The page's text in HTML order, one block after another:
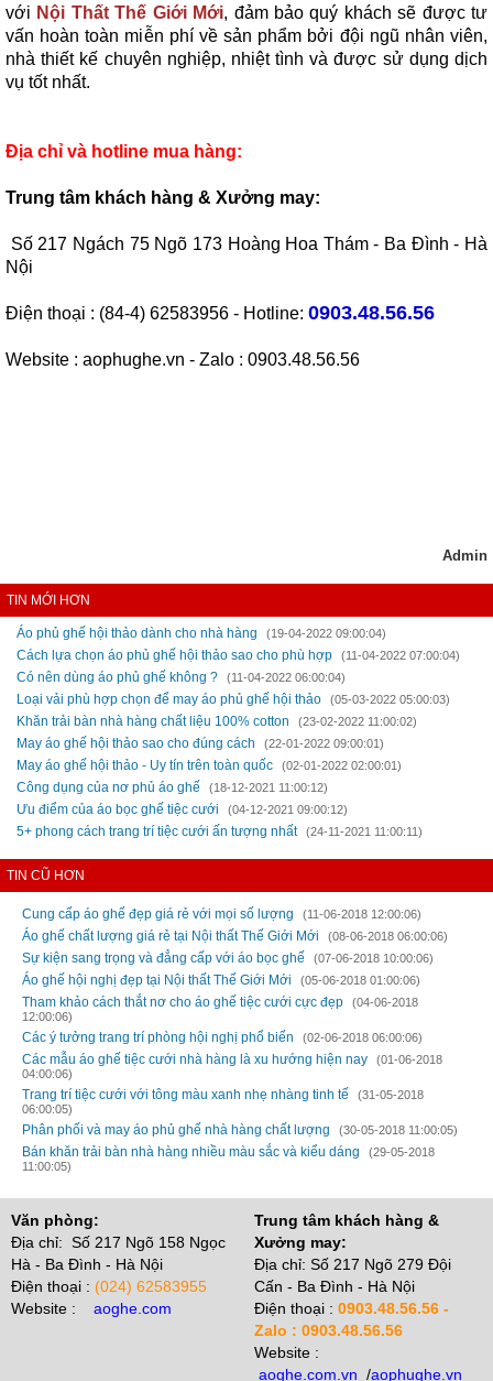
với Nội Thất Thế Giới Mới, đảm bảo quý khách sẽ được tư
vấn hoàn toàn miễn phí về sản phẩm bởi đội ngũ nhân viên,
nhà thiết kế chuyên nghiệp, nhiệt tình và được sử dụng dịch
vụ tốt nhất.
Địa chỉ và hotline mua hàng:
Trung tâm khách hàng & Xưởng may:
Số 217 Ngách 75 Ngõ 173 Hoàng Hoa Thám - Ba Đình - Hà
Nội
Điện thoại : (84-4) 62583956 - Hotline: 0903.48.56.56
Website : aophughe.vn - Zalo : 0903.48.56.56
Admin
TIN MỚI HƠN
Áo phủ ghế hội thảo dành cho nhà hàng (19-04-2022 09:00:04)
Cách lựa chọn áo phủ ghế hội thảo sao cho phù hợp (11-04-2022 07:00:04)
Có nên dùng áo phủ ghế không ? (11-04-2022 06:00:04)
Loại vải phù hợp chọn để may áo phủ ghế hội thảo (05-03-2022 05:00:03)
Khăn trải bàn nhà hàng chất liệu 100% cotton (23-02-2022 11:00:02)
May áo ghế hội thảo sao cho đúng cách (22-01-2022 09:00:01)
May áo ghế hội thảo - Uy tín trên toàn quốc (02-01-2022 02:00:01)
Công dụng của nơ phủ áo ghế (18-12-2021 11:00:12)
Ưu điểm của áo bọc ghế tiệc cưới (04-12-2021 09:00:12)
5+ phong cách trang trí tiệc cưới ấn tượng nhất (24-11-2021 11:00:11)
TIN CŨ HƠN
Cung cấp áo ghế đẹp giá rẻ với mọi số lượng (11-06-2018 12:00:06)
Áo ghế chất lượng giá rẻ tại Nội thất Thế Giới Mới (08-06-2018 06:00:06)
Sự kiện sang trọng và đẳng cấp với áo bọc ghế (07-06-2018 10:00:06)
Áo ghế hội nghị đẹp tại Nội thất Thế Giới Mới (05-06-2018 01:00:06)
Tham khảo cách thắt nơ cho áo ghế tiệc cưới cực đẹp
(04-06-2018
12:00:06)
Các ý tưởng trang trí phòng hội nghị phổ biến (02-06-2018 06:00:06)
Các mẫu áo ghế tiệc cưới nhà hàng là xu hướng hiện nay
(01-06-2018
04:00:06)
Trang trí tiệc cưới với tông màu xanh nhẹ nhàng tinh tế
(31-05-2018
06:00:05)
Phân phối và may áo phủ ghế nhà hàng chất lượng (30-05-2018 11:00:05)
Bán khăn trải bàn nhà hàng nhiều màu sắc và kiểu dáng
(29-05-2018
11:00:05)
Văn phòng:
Địa chỉ: Số 217 Ngõ 158 Ngọc
Hà - Ba Đình - Hà Nội
Điện thoại : (024) 62583955
Website : aoghe.com
Trung tâm khách hàng &
Xưởng may:
Địa chỉ: Số 217 Ngõ 279 Đội
Cấn - Ba Đình - Hà Nội
Điện thoại : 0903.48.56.56 -
Zalo : 0903.48.56.56
Website :
aoghe.com.vn /aophughe.vn